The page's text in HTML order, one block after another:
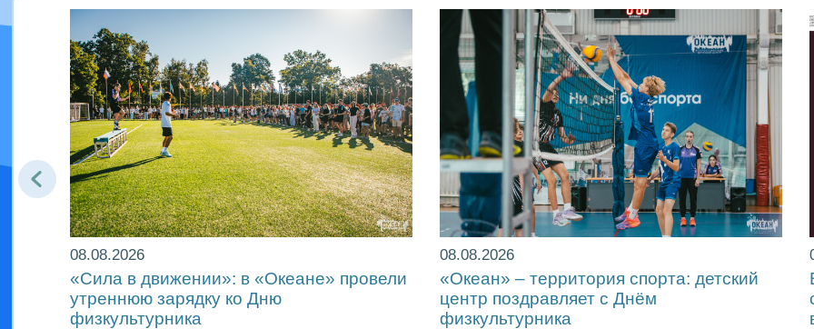
08.08.2026
«Сила в движении»: в «Океане» провели
утреннюю зарядку ко Дню
физкультурника
08.08.2026
«Океан» – территория спорта: детский
центр поздравляет с Днём
физкультурника